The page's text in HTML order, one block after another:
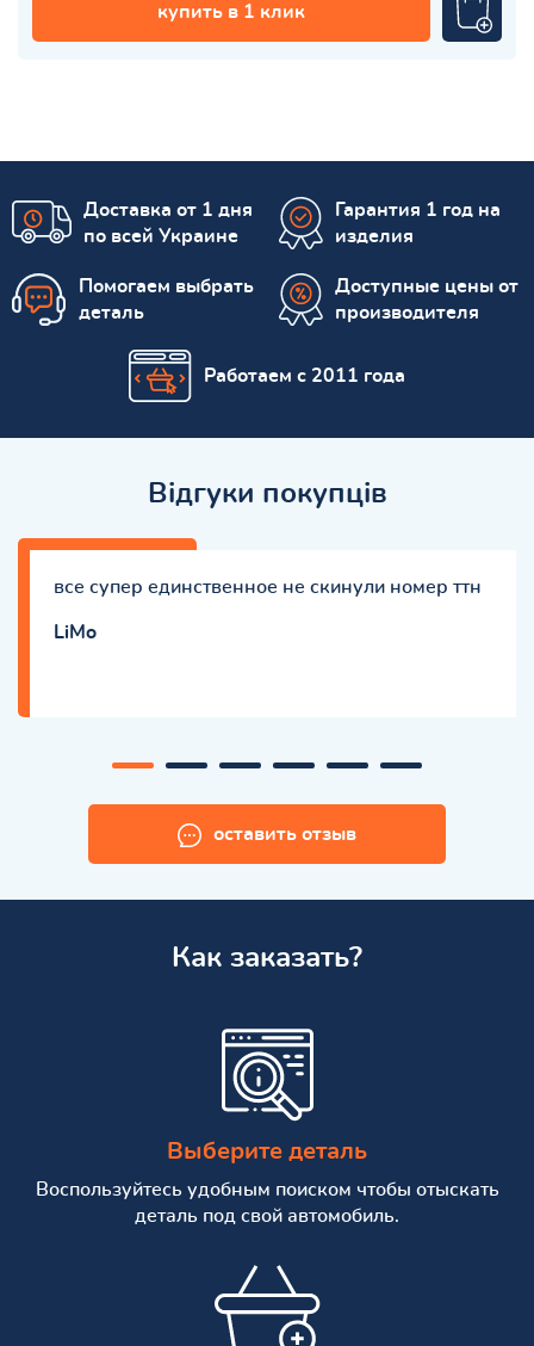
купить в 1 клик
Доставка от 1 дня
по всей Украине
Гарантия 1 год на
изделия
Помогаем выбрать
деталь
Доступные цены от
производителя
Работаем с 2011 года
Відгуки покупців
все супер единственное не скинули номер ттн
LiMo
оставить отзыв
Как заказать?
Выберите деталь
Воспользуйтесь удобным поиском чтобы отыскать
деталь под свой автомобиль.